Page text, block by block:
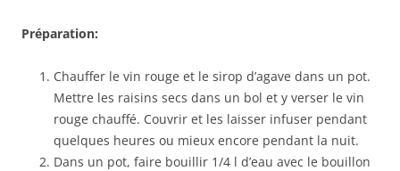
Préparation:
Chauffer le vin rouge et le sirop d’agave dans un pot.
Mettre les raisins secs dans un bol et y verser le vin
rouge chauffé. Couvrir et les laisser infuser pendant
quelques heures ou mieux encore pendant la nuit.
Dans un pot, faire bouillir 1/4 l d’eau avec le bouillon